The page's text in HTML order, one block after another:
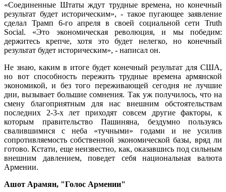
«Соединенные Штаты ждут трудные времена, но конечный
результат будет историческим», - такое пугающее заявление
сделал Трамп 6-го апреля в своей социальной сети Truth
Social. «Это экономическая революция, и мы победим:
держитесь крепче, хотя это будет нелегко, но конечный
результат будет историческим», - написал он.
Не знаю, каким в итоге будет конечный результат для США,
но вот способность пережить трудные времена армянской
экономикой, и без того переживающей сегодня не лучшие
дни, вызывает большие сомнения. Так уж получилось, что на
смену благоприятным для нас внешним обстоятельствам
последних 2-3-х лет приходят совсем другие факторы, к
которым правительство Пашиняна, бездумно пользуясь
свалившимися с неба «тучными» годами и не усилив
сопротивляемость собственной экономической базы, вряд ли
готово. Кстати, еще неизвестно, как, оказавшись под сильным
внешним давлением, поведет себя национальная валюта
Армении.
Ашот Арамян, "Голос Армении"